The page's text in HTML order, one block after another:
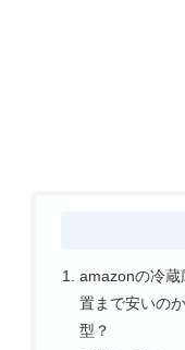
amazonの冷蔵
置まで安いの
型？